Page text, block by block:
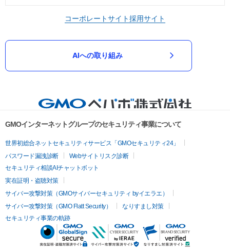
コーポレートサイト採用サイト
AIへの取り組み
GMOインターネットグループのセキュリティ事業について
世界初総合ネットセキュリティサービス「GMOセキュリティ24」
パスワード漏洩診断
Webサイトリスク診断
セキュリティ相談AIチャットボット
実在証明・盗聴対策
サイバー攻撃対策（GMOサイバーセキュリティ byイエラエ）
サイバー攻撃対策（GMO Flatt Security）
なりすまし対策
セキュリティ事業の軌跡